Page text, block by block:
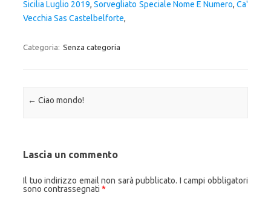
Sicilia Luglio 2019,Sorvegliato Speciale Nome E Numero, Ca'
Vecchia Sas Castelbelforte,
Categoria: Senza categoria
Navigazione articolo
← Ciao mondo!
Lascia un commento
Il tuo indirizzo email non sarà pubblicato. I campi obbligatori
sono contrassegnati *